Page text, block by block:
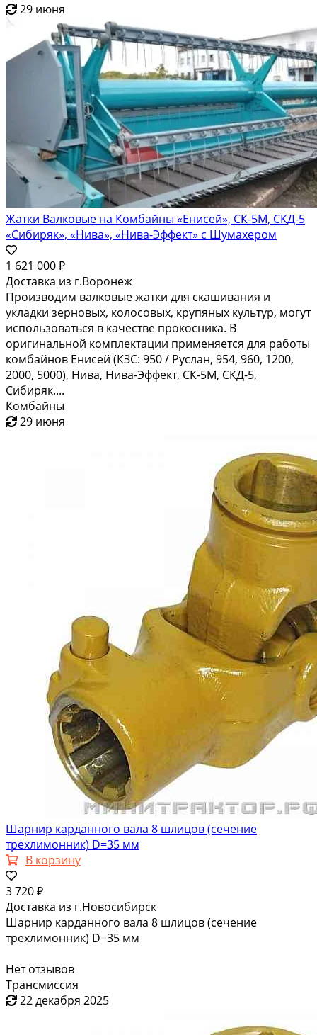
29 июня
Жатки Валковые на Комбайны «Енисей», СК-5М, СКД-5
«Сибиряк», «Нива», «Нива-Эффект» с Шумахером
1 621 000 ₽
Доставка из г.Воронеж
Производим валковые жатки для скашивания и
укладки зерновых, колосовых, крупяных культур, могут
использоваться в качестве прокосника. В
оригинальной комплектации применяется для работы
комбайнов Енисей (КЗС: 950 / Руслан, 954, 960, 1200,
2000, 5000), Нива, Нива-Эффект, СК-5М, СКД-5,
Сибиряк....
Комбайны
29 июня
Шарнир карданного вала 8 шлицов (сечение
трехлимонник) D=35 мм
В корзину
3 720 ₽
Доставка из г.Новосибирск
Шарнир карданного вала 8 шлицов (сечение
трехлимонник) D=35 мм
Нет отзывов
Трансмиссия
22 декабря 2025